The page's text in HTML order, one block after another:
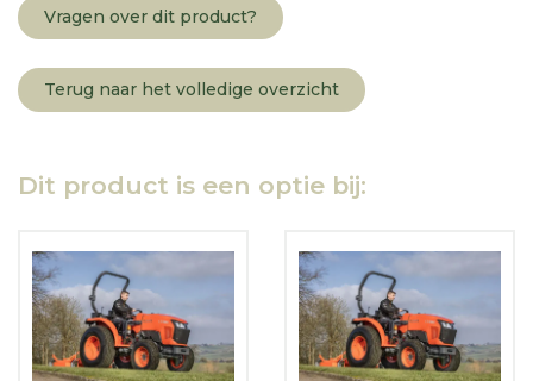
Vragen over dit product?
Terug naar het volledige overzicht
Dit product is een optie bij: